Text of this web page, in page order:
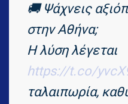
🚚 Ψάχνεις
στην Αθήνα;
Η λύση λέγεται
https://t.co/
ταλαιπωρία,